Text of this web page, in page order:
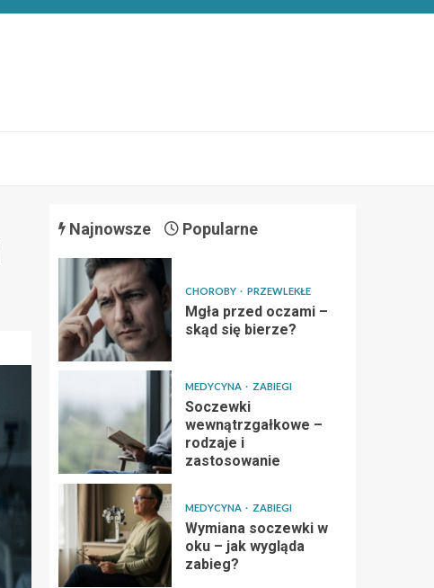
Najnowsze Popularne
CHOROBY PRZEWLEKŁE
Mgła przed oczami –
skąd się bierze?
MEDYCYNA ZABIEGI
Soczewki
wewnątrzgałkowe –
rodzaje i
zastosowanie
MEDYCYNA ZABIEGI
Wymiana soczewki w
oku – jak wygląda
zabieg?